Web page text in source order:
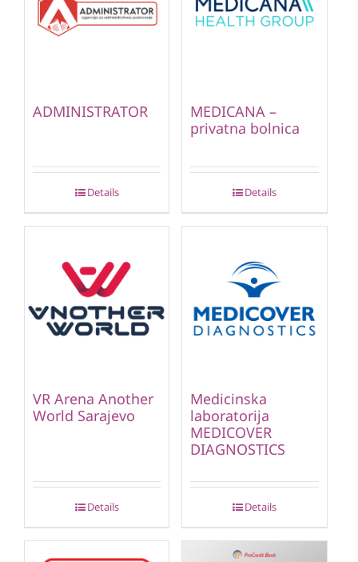
ADMINISTRATOR
Details
MEDICANA –
privatna bolnica
Details
VR Arena Another
World Sarajevo
Details
Medicinska
laboratorija
MEDICOVER
DIAGNOSTICS
Details